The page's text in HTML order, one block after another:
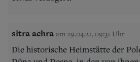
sitra achra am 29.04.21, 09:31 Uhr
Die historische Heimstätte der